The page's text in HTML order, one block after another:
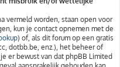
vermeld worden, staan open voor
kun je contact opnemen met de
) of, als dit forum op een gratis
dotbb.be, enz.), het beheer of
er bewust van dat phpBB Limited